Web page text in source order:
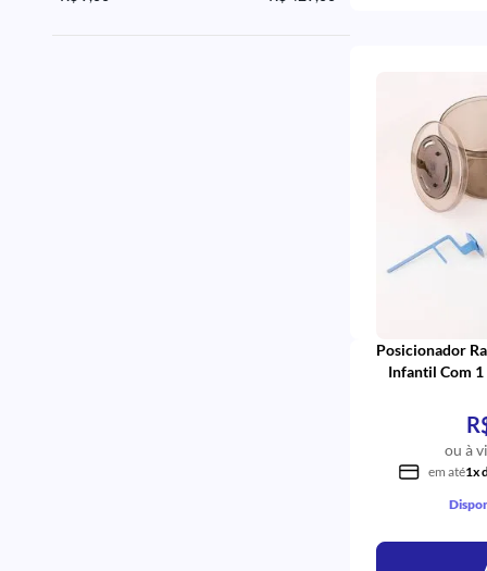
Posicionador
Infantil Com
ou à
em até1x